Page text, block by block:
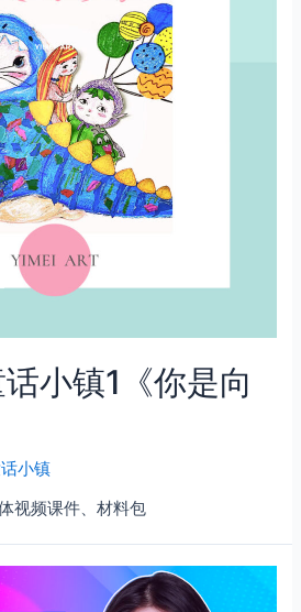
小镇1《你是向
小镇
视频课件、材料包